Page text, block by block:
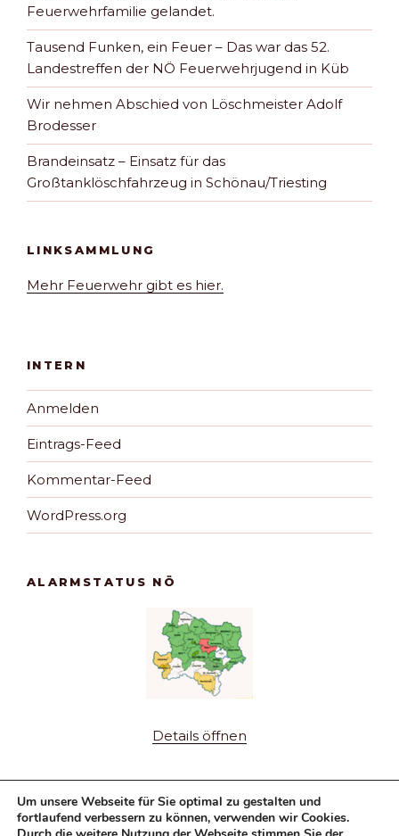
Feuerwehrfamilie gelandet.
Tausend Funken, ein Feuer – Das war das 52.
Landestreffen der NÖ Feuerwehrjugend in Küb
Wir nehmen Abschied von Löschmeister Adolf
Brodesser
Brandeinsatz – Einsatz für das
Großtanklöschfahrzeug in Schönau/Triesting
LINKSAMMLUNG
Mehr Feuerwehr gibt es hier.
INTERN
Anmelden
Eintrags-Feed
Kommentar-Feed
WordPress.org
ALARMSTATUS NÖ
Details öffnen
Um unsere Webseite für Sie optimal zu gestalten und
fortlaufend verbessern zu können, verwenden wir Cookies.